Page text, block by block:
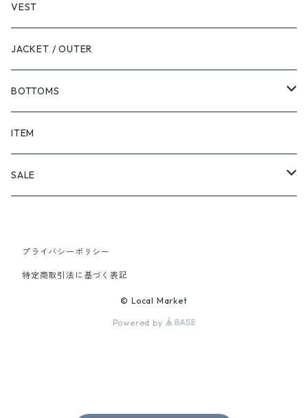
VEST
JACKET / OUTER
BOTTOMS
SHORTS
PANTS
ITEM
SALE
PANTS
プライバシーポリシー
特定商取引法に基づく表記
© Local Market
Powered by